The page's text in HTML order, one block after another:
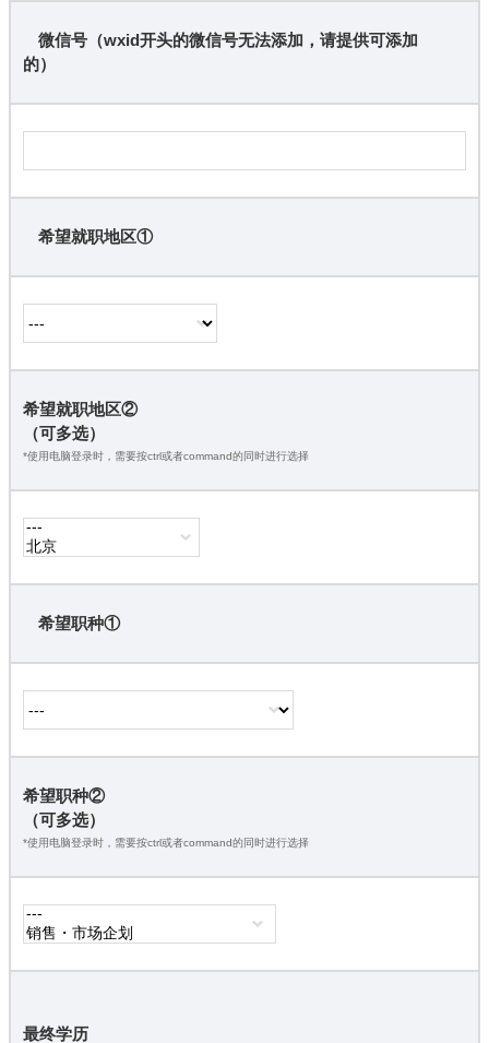
微信号（wxid开头的微信号无法添加，请提供可添加
的）
希望就职地区①
希望就职地区②
（可多选）
*使用电脑登录时，需要按ctrl或者command的同时进行选择
希望职种①
希望职种②
（可多选）
*使用电脑登录时，需要按ctrl或者command的同时进行选择
最终学历